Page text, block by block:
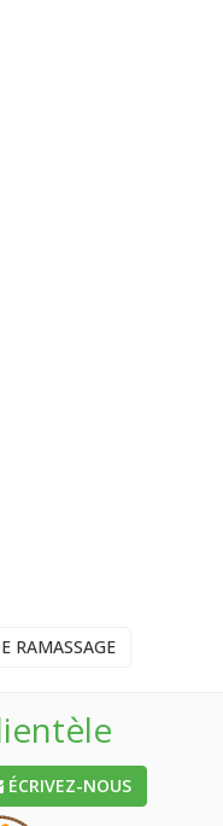
RAMASSAGE
ÉCRIVEZ-NOUS